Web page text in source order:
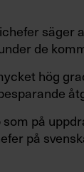
säger
de
hög
på
på